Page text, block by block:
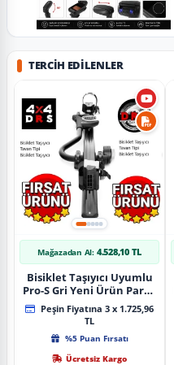
TERCIH EDILENLER
Mağazadan Al: 4.528,10 TL
Bisiklet Taşıyıcı Uyumlu
Pro-S Gri Yeni Ürün Parça
Tavan Tipi Bisiklet
Taşıyıcı
Peşin Fiyatına 3 x 1.725,96
TL
%5 Puan Fırsatı
Ücretsiz Kargo